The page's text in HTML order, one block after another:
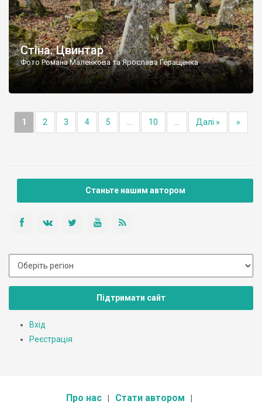
Стіна. Цвинтар
Фото Романа Маленкова та Ярослава Геращенка
1 2 3 4 5 10 Далі » »
Станьте нашим автором
Підтримати сайт
Вхід
Реєстрація
Про нас Стати автором